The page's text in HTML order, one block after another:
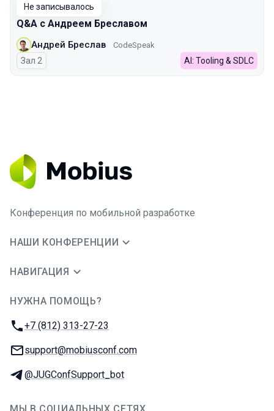
Не записывалось
Q&A с Андреем Бреславом
Андрей Бреслав CodeSpeak
Зал 2 AI: Tooling & SDLC
Конференция по мобильной разработке
НАШИ КОНФЕРЕНЦИИ
НАВИГАЦИЯ
НУЖНА ПОМОЩЬ?
Телефон:
+7 (812) 313-27-23
E-mail:
support@mobiusconf.com
Телеграм:
@JUGConfSupport_bot